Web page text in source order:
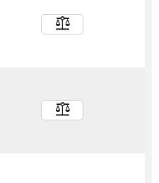
balance
balance